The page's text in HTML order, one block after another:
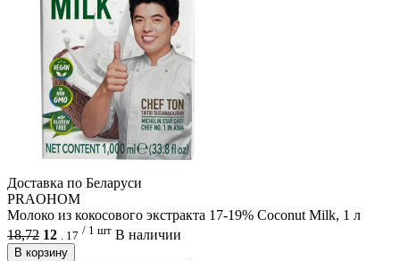
Доcтавка по Беларуси
PRAOHOM
Молоко из кокосового экстракта 17-19% Coconut Milk, 1 л
18,72 12 . 17 / 1 шт В наличии
В корзину